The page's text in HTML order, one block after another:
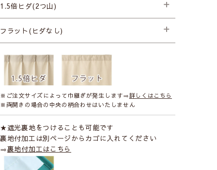
1.5倍ヒダ(2つ山)
├プレミアム縫製
フラット(ヒダなし)
※ご注文サイズによって巾継ぎが発生します⇒詳しくはこちら
※両開きの場合の中央の柄合わせはいたしません
★遮光裏地をつけることも可能です
裏地付加工は別ページからカゴに入れてください
⇒裏地付加工はこちら